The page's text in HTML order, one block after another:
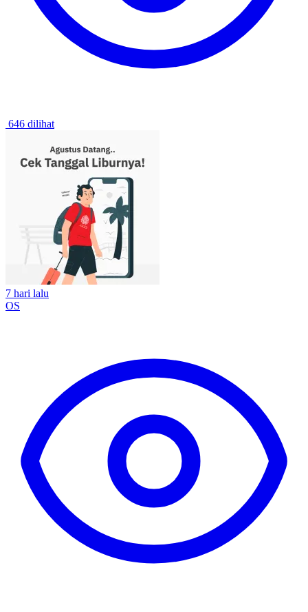
646 dilihat
7 hari lalu
OS